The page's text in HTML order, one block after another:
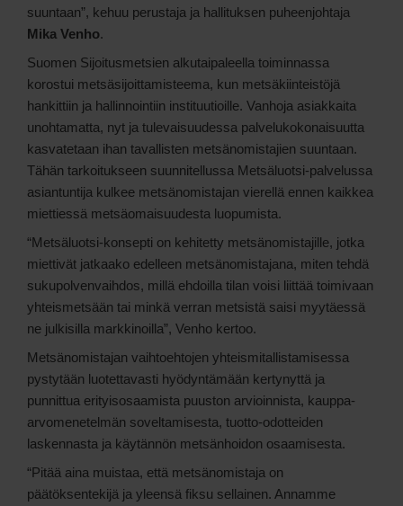
suuntaan”, kehuu perustaja ja hallituksen puheenjohtaja
Mika Venho.
Suomen Sijoitusmetsien alkutaipaleella toiminnassa
korostui metsäsijoittamisteema, kun metsäkiinteistöjä
hankittiin ja hallinnointiin instituutioille. Vanhoja asiakkaita
unohtamatta, nyt ja tulevaisuudessa palvelukokonaisuutta
kasvatetaan ihan tavallisten metsänomistajien suuntaan.
Tähän tarkoitukseen suunnitellussa Metsäluotsi-palvelussa
asiantuntija kulkee metsänomistajan vierellä ennen kaikkea
miettiessä metsäomaisuudesta luopumista.
“Metsäluotsi-konsepti on kehitetty metsänomistajille, jotka
miettivät jatkaako edelleen metsänomistajana, miten tehdä
sukupolvenvaihdos, millä ehdoilla tilan voisi liittää toimivaan
yhteismetsään tai minkä verran metsistä saisi myytäessä
ne julkisilla markkinoilla”, Venho kertoo.
Metsänomistajan vaihtoehtojen yhteismitallistamisessa
pystytään luotettavasti hyödyntämään kertynyttä ja
punnittua erityisosaamista puuston arvioinnista, kauppa-
arvomenetelmän soveltamisesta, tuotto-odotteiden
laskennasta ja käytännön metsänhoidon osaamisesta.
“Pitää aina muistaa, että metsänomistaja on
päätöksentekijä ja yleensä fiksu sellainen. Annamme